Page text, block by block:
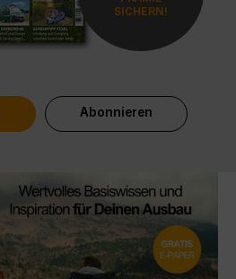
SICHERN!
Abonnieren